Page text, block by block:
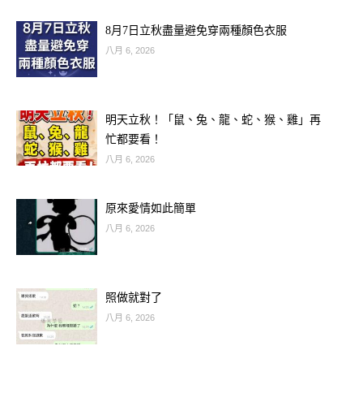
狗：穩紮穩打，財源廣進
積財富。你們的努力和付出將會得到應
有的回報，特別是在工作收入方面，有
望獲得加薪或獎金。同時，你們也會發
現更多開源的機會，例如兼職、副業
等，讓財源變得更加多元。只要持續努
力，財富將會源源不絕。
8月7日立秋盡量避免穿兩種顏色衣服
八月 6, 2026
明天立秋！「鼠、兔、龍、蛇、猴、雞」再
忙都要看！
八月 6, 2026
原來愛情如此簡單
八月 6, 2026
照做就對了
八月 6, 2026